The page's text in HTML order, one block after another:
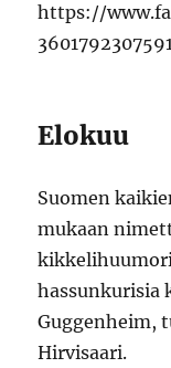
https://
Elokuu
Suomen
mukaan
hassunkurisia
Guggenheim,
Hirvisaari.